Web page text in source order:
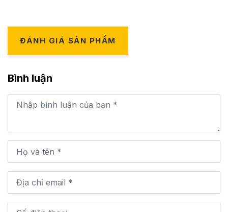
ĐÁNH GIÁ SẢN PHẨM
Bình luận